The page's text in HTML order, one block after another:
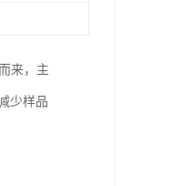
来，主
少样品